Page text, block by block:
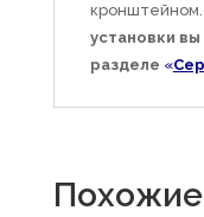
кронштейном.
установки
разделе «